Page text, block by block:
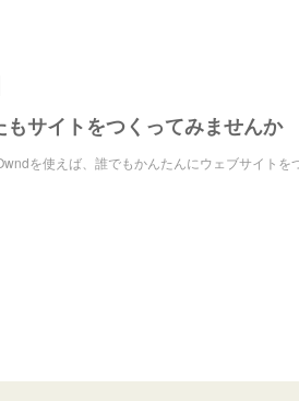
もサイトをつくってみませんか
を使えば、誰でもかんたんにウェブサイトを